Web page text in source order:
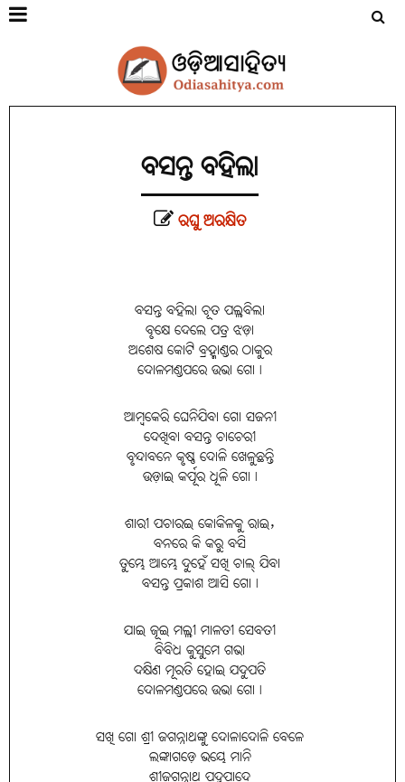
ବସନ୍ତ ବହିଲା
ରଘୁ ଅରକ୍ଷିତ
ବସନ୍ତ ବହିଲା ଚୂତ ପଲ୍ଲବିଲା
ବୃକ୍ଷେ ଦେଲେ ପତ୍ର ଝଡ଼ା
ଅଶେଷ କୋଟି ବ୍ରହ୍ମାଣ୍ଡର ଠାକୁର
ଦୋଳମଣ୍ଡପରେ ଉଭା ଗୋ।
ଆମ୍ବକେରି ଘେନିଯିବା ଗୋ ସଜନୀ
ଦେଖିବା ବସନ୍ତ ଚାଚେରୀ
ବୃନ୍ଦାବନେ କୃଷ୍ଣ ଦୋଳି ଖେଳୁଛନ୍ତି
ଉଡ଼ାଇ କର୍ପୂର ଧୂଳି ଗୋ।
ଶାରୀ ପଚାରଇ କୋକିଳକୁ ରାଇ,
ବନରେ କି କରୁ ବସି
ତୁମ୍ଭେ ଆମ୍ଭେ ଦୁହେଁ ସଖି ଚାଲ୍ ଯିବା
ବସନ୍ତ ପ୍ରକାଶ ଆସି ଗୋ।
ଯାଇ ଜୂଇ ମଲ୍ଲୀ ମାଳତୀ ସେବତୀ
ବିବିଧ କୁସୁମେ ଗଭା
ଦକ୍ଷିଣ ମୂରତି ହୋଇ ଯଦୁପତି
ଦୋଳମଣ୍ଡପରେ ଉଭା ଗୋ।
ସଖି ଗୋ ଶ୍ରୀ ଜଗନ୍ନାଥଙ୍କୁ ଦୋଳାଦୋଳି ବେଳେ
ଲଙ୍କାଗଡ଼େ ଭୟେ ମାନି